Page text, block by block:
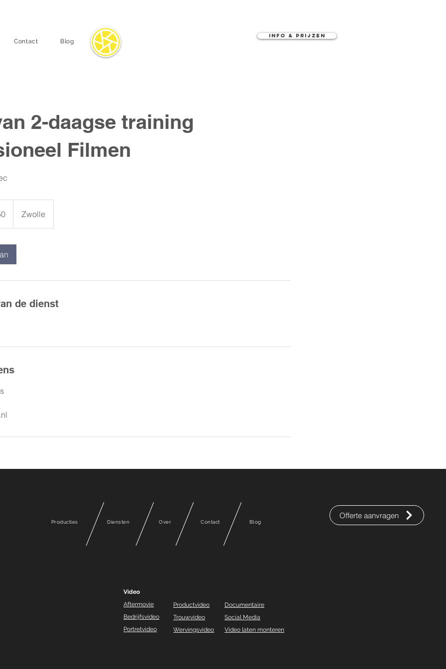
Contact Blog
Info & Prijzen
2-daagse training
Filmen
Zwolle
de dienst
Producties Diensten Over Contact Blog
Video
Aftermovie
Bedrijfsvideo
Portretvideo
Productvideo
Trouwvideo
Wervingsvideo
Documentaire
Social Media
Video laten monteren
Offerte aanvragen